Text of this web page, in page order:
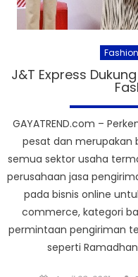
Fashion
J&T Express
GAYATREND.com –
pesat dan merupakan
semua sektor usaha
perusahaan jasa
pada bisnis online
commerce, kategori
permintaan pengiriman
seperti